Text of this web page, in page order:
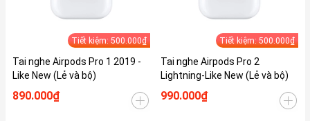
Tiết kiệm: 500.000₫
Tai nghe Airpods Pro 1 2019 -
Like New (Lẻ và bộ)
890.000₫
Tiết kiệm: 500.000₫
Tai nghe Airpods Pro 2
Lightning-Like New (Lẻ và bộ)
990.000₫